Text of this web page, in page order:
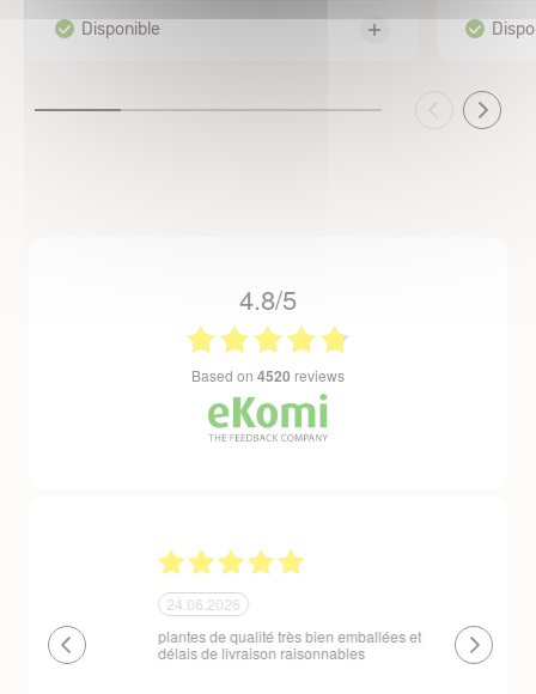
4.8/5
based on 4520 reviews
24.06.2026
plantes de qualité très bien emballées et
délais de livraison raisonnables
Un site que
réserve. La
livraison